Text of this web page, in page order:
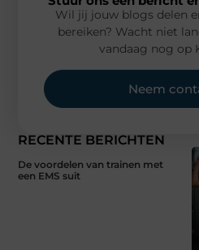
RECENTE BERICHTEN
De voordelen van trainen met
een EMS suit
Wil jij jouw blogs delen
bereiken? Wacht niet
vandaag nog op
Neem